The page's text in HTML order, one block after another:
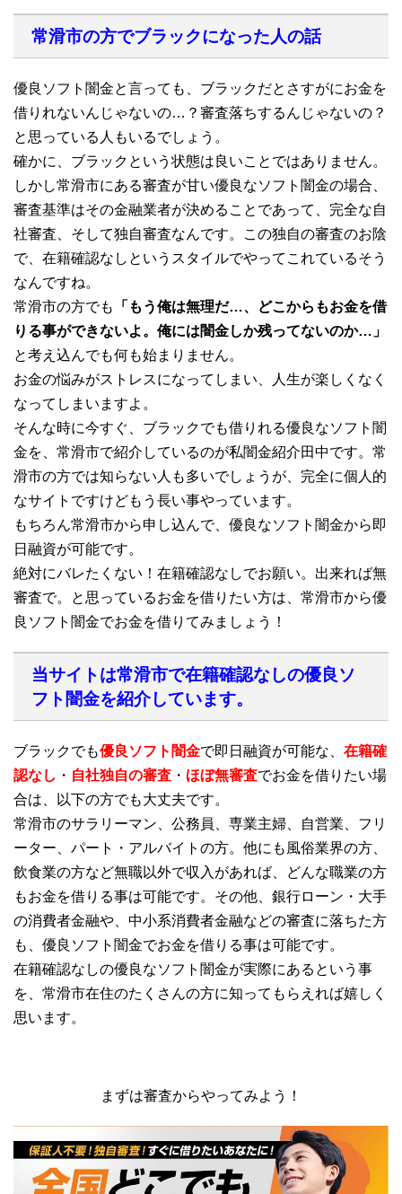
常滑市の方でブラックになった人の話
優良ソフト闇金と言っても、ブラックだとさすがにお金を
借りれないんじゃないの…？審査落ちするんじゃないの？
と思っている人もいるでしょう。
確かに、ブラックという状態は良いことではありません。
しかし常滑市にある審査が甘い優良なソフト闇金の場合、
審査基準はその金融業者が決めることであって、完全な自
社審査、そして独自審査なんです。この独自の審査のお陰
で、在籍確認なしというスタイルでやってこれているそう
なんですね。
常滑市の方でも
「もう俺は無理だ…、どこからもお金を借
りる事ができないよ。俺には闇金しか残ってないのか…」
と考え込んでも何も始まりません。
お金の悩みがストレスになってしまい、人生が楽しくなく
なってしまいますよ。
そんな時に今すぐ、ブラックでも借りれる優良なソフト闇
金を、常滑市で紹介しているのが私闇金紹介田中です。常
滑市の方では知らない人も多いでしょうが、完全に個人的
なサイトですけどもう長い事やっています。
もちろん常滑市から申し込んで、優良なソフト闇金から即
日融資が可能です。
絶対にバレたくない！在籍確認なしでお願い。出来れば無
審査で。と思っているお金を借りたい方は、常滑市から優
良ソフト闇金でお金を借りてみましょう！
当サイトは常滑市で在籍確認なしの優良ソ
フト闇金を紹介しています。
ブラックでも優良ソフト闇金で即日融資が可能な、 在籍確
認なし ・ 自社独自の審査 ・ ほぼ無審査でお金を借りたい場
合は、以下の方でも大丈夫です。
常滑市のサラリーマン、公務員、専業主婦、自営業、フリ
ーター、パート・アルバイトの方。他にも風俗業界の方、
飲食業の方など無職以外で収入があれば、どんな職業の方
もお金を借りる事は可能です。その他、銀行ローン・大手
の消費者金融や、中小系消費者金融などの審査に落ちた方
も、優良ソフト闇金でお金を借りる事は可能です。
在籍確認なしの優良なソフト闇金が実際にあるという事
を、常滑市在住のたくさんの方に知ってもらえれば嬉しく
思います。
まずは審査からやってみよう！